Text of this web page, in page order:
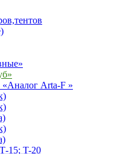
Arta-F »
15; T-20